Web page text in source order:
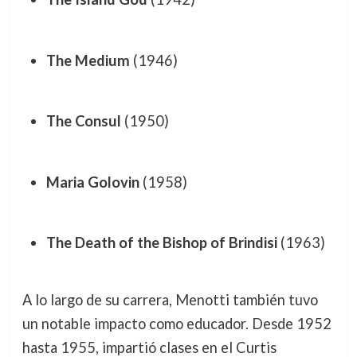
The Medium (1946)
The Consul (1950)
Maria Golovin(1958)
The Death of the Bishop of Brindisi(1963)
A lo largo de su carrera, Menotti también tuvo
un notable impacto como educador. Desde 1952
hasta 1955, impartió clases en el Curtis